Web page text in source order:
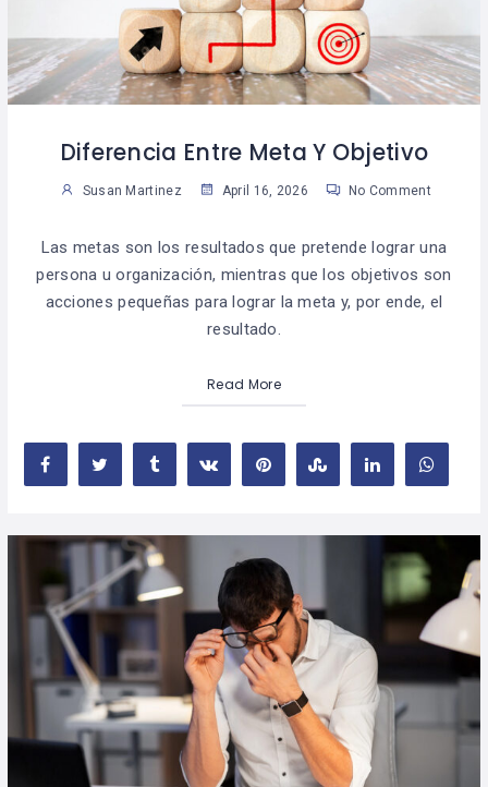
Diferencia Entre Meta Y Objetivo
Susan Martinez April 16, 2026 No Comment
Las metas son los resultados que pretende lograr una
persona u organización, mientras que los objetivos son
acciones pequeñas para lograr la meta y, por ende, el
resultado.
Read More